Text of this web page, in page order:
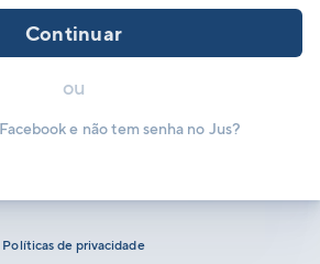
Continuar
ou
e não tem senha no Jus?
Políticas de privacidade